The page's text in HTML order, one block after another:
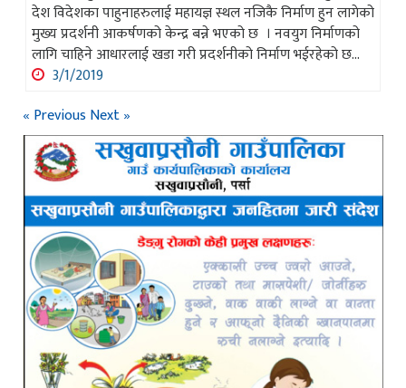
देश विदेशका पाहुनाहरुलाई महायज्ञ स्थल नजिकै निर्माण हुन लागेको
मुख्य प्रदर्शनी आकर्षणको केन्द्र बन्ने भएको छ । नवयुग निर्माणको
लागि चाहिने आधारलाई खडा गरी प्रदर्शनीको निर्माण भईरहेको छ...
3/1/2019
« Previous Next »